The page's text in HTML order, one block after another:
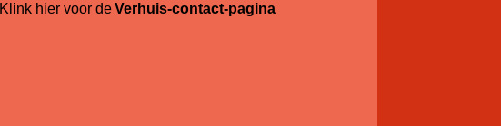
Klink hier voor de Verhuis-contact-pagina